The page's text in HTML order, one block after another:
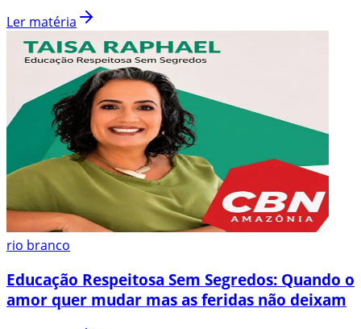
Ler matéria
rio branco
Educação Respeitosa Sem Segredos: Quando o
amor quer mudar mas as feridas não deixam